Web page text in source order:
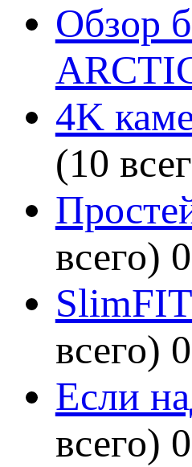
Обзор
4K
(10
всего)
всего)
Если
всего)